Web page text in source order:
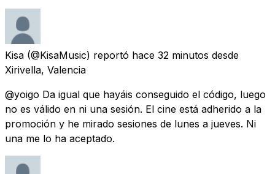
Kisa (@KisaMusic) reportó hace 32 minutos desde
Xirivella, Valencia
@yoigo Da igual que hayáis conseguido el código, luego
no es válido en ni una sesión. El cine está adherido a la
promoción y he mirado sesiones de lunes a jueves. Ni
una me lo ha aceptado.